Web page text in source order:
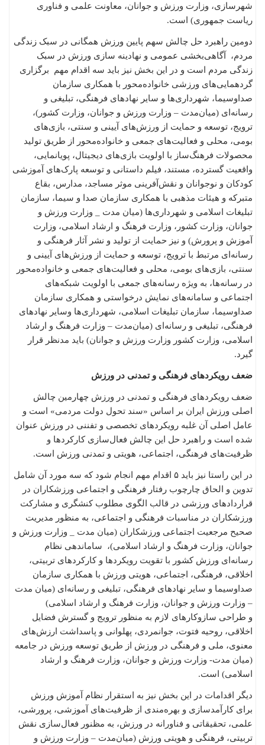
شهرسازی، وزارت ورزش و جوانان، معاونت علمی و فناوری
ریاست جمهوری) است.
دومین راهبرد حل چالش سهم پایین ورزش همگانی در سبک زندگی
مردم، آگاهی‌بخشی عمومی و نهادینه سازی ورزش در سبک
زندگی مردم است و در این بخش نیز باید سه اقدام مهم برگزاری
گردهمایی‌های ورزشی خانواده‌محور با همکاری سازمان
صداوسیما، شهرداری‌ها و سایر نهادهای فرهنگی، تبلیغی و
رسانه‌ای (میان‌مدت – وزارت ورزش و جوانان، وزارت کشور)، ‌
ترویج، توسعه و حمایت از ورزش‌های آیینی و سنتی، بازی‌های
بومی، محلی و فعالیت‌های جمعی و خانواده‌محور از طریق تولید
محصولات فرهنگ‌ساز با اولویت بازی‌های دیجیتال، پویانمایی،
واقعیت گسترده، مستند، فیلم داستانی و توسعه پارک‌های آموزشی
کودکان و نوجوانان و نقش‌آفرینی موثر مساجد، مدارس، بقاع
متبرکه و هیئات مذهبی با همکاری سازمان صدا و سیما، سازمان
تبلیغات اسلامی و شهرداری‌ها (میان مدت _ وزارت ورزش و
جوانان، وزارت کشور، وزارت فرهنگ و ارشاد اسلامی، وزارت
آموزش و پرورش) و نیز حمایت از تولید و نشر آثار فرهنگی و
رسانه‌ای مرتبط با ترویج، توسعه و حمایت از ورزش‌های آیینی و
سنتی، بازی‌های بومی، محلی و فعالیت‌های جمعی و خانواده‌محور
در رسانه‌ها، به ویژه رسانه‌های جمعی با اولویت شبکه‌های
اجتماعی و سامانه‌های نمایش درخواستی و همکاری سازمان
صداوسیما، سازمان تبلیغات اسلامی، شهرداری‌ها وسایر نهادهای
فرهنگی، تبلیغی و رسانه‌ای (میان‌مدت – وزارت فرهنگ و ارشاد
اسلامی، وزارت کشور وزارت ورزش و جوانان) باید مدنظر قرار
گیرد.
ضعف رویکردهای فرهنگی و تمدنی در ورزش
ضعف رویکردهای فرهنگی و تمدنی در ورزش چهارمین چالش
اصلی ورزش ایران بر اساس «سند تحول دولت مردمی» است و
عامل اصلی آن غلبه رویکردهای تخصصی و تفننی در ورزش عنوان
شده است و راهبرد حل این چالش فعال‌سازی کارکردها و
ظرفیت‌های فرهنگی، اجتماعی، هویتی و تمدنی ورزش است.
در این راستا نیز باید ۵ اقدام مهم‌ انجام شود که سه مورد آن شامل
تدوین و الحاق چارچوب رفتار فرهنگی و اجتماعی ورزشکاران در
قراردادهای ورزشی در قالب الگوی مطلوب کنشگری و مشارکت
ورزشکاران در مناسبات فرهنگی و اجتماعی، به منظور مدیریت
صحیح مرجعیت اجتماعی ورزشکاران (میان مدت _ وزارت ورزش و
جوانان، وزارت فرهنگ و ارشاد اسلامی)، ‌ ساماندهی نظام
رسانه‌ای ورزش کشور با تقویت رویکردها و کارکردهای تربیتی،
اخلاقی، فرهنگی، اجتماعی، هویتی ورزش با همکاری سازمان
صداوسیما و سایر نهادهای فرهنگی، تبلیغی و رسانه‌ای (میان مدت
– وزارت ورزش و جوانان، وزارت فرهنگ و ارشاد اسلامی)
و طراحی سازوکارهای لازم به منظور ترویج و گسترش فضایل
اخلاقی، روحیه فتوت، جوانمردی، پهلوانی و پاسداشت ارزش‌های
معنوی، ملی و فرهنگی در ورزش از طریق توسعه ورزش در جامعه
(میان مدت- وزارت ورزش و جوانان، وزارت فرهنگ و ارشاد
اسلامی) است.
دیگر اقدامات در این بخش نیز به استقرار نظام آموزش ورزش
برای کارآمدسازی و بهره‌مندی از ظرفیت‌های آموزشی، پرورشی،
علمی، تحقیقاتی و فناورانه در ورزش، به مظنور فعال‌سازی نقش
تربیتی، فرهنگی و هویتی ورزش (میان‌مدت – وزارت ورزش و